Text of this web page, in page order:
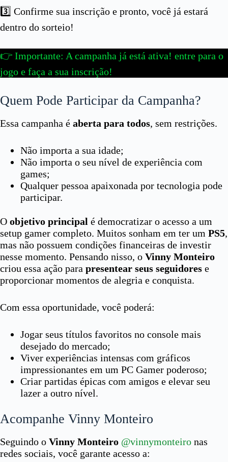
3️⃣ Confirme sua inscrição e pronto, você já estará
dentro do sorteio!
👉 Importante: A campanha já está ativa! entre para o
jogo e faça a sua inscrição!
Quem Pode Participar da Campanha?
Essa campanha é aberta para todos, sem restrições.
Não importa a sua idade;
Não importa o seu nível de experiência com
games;
Qualquer pessoa apaixonada por tecnologia pode
participar.
O objetivo principal é democratizar o acesso a um
setup gamer completo. Muitos sonham em ter um PS5,
mas não possuem condições financeiras de investir
nesse momento. Pensando nisso, o Vinny Monteiro
criou essa ação para presentear seus seguidores e
proporcionar momentos de alegria e conquista.
Com essa oportunidade, você poderá:
Jogar seus títulos favoritos no console mais
desejado do mercado;
Viver experiências intensas com gráficos
impressionantes em um PC Gamer poderoso;
Criar partidas épicas com amigos e elevar seu
lazer a outro nível.
Acompanhe Vinny Monteiro
Seguindo o Vinny Monteiro @vinnymonteiro nas
redes sociais, você garante acesso a: